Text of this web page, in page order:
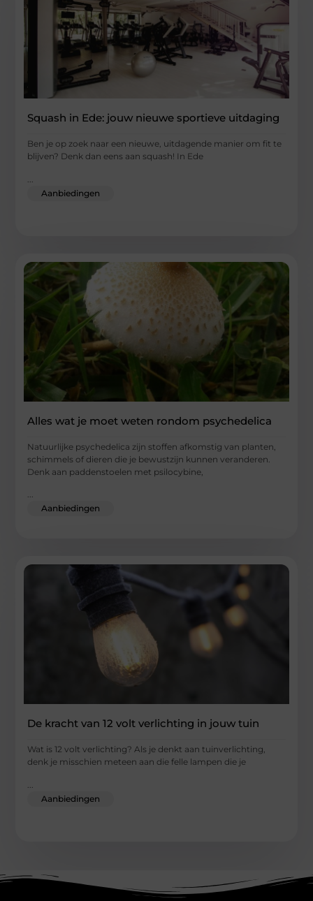
Squash in Ede: jouw nieuwe sportieve uitdaging
Ben je op zoek naar een nieuwe, uitdagende manier om fit te
blijven? Denk dan eens aan squash! In Ede
Aanbiedingen
Alles wat je moet weten rondom psychedelica
Natuurlijke psychedelica zijn stoffen afkomstig van planten,
schimmels of dieren die je bewustzijn kunnen veranderen.
Denk aan paddenstoelen met psilocybine,
...
Aanbiedingen
De kracht van 12 volt verlichting in jouw tuin
Wat is 12 volt verlichting? Als je denkt aan tuinverlichting,
denk je misschien meteen aan die felle lampen die je
Aanbiedingen